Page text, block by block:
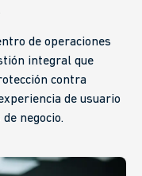
de operaciones
integral que
contra
de usuario
negocio.